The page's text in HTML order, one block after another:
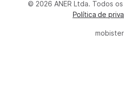
© 2026 ANER Ltda. Todos
Política de
mobister